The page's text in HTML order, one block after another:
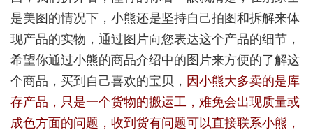
是美图的情况下，小熊还是坚持自己拍图和拆解来体
现产品的实物，通过图片向您表达这个产品的细节，
希望你通过小熊的商品介绍中的图片来方便的了解这
个商品，买到自己喜欢的宝贝， 因小熊大多卖的是库
存产品，只是一个货物的搬运工，难免会出现质量或
成色方面的问题，收到货有问题可以直接联系小熊，